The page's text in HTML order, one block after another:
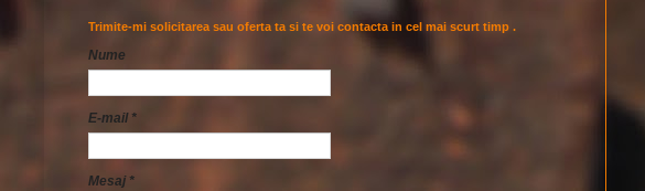
Trimite-mi solicitarea sau oferta ta si te voi contacta in cel mai scurt timp .
Nume
E-mail *
Mesaj *